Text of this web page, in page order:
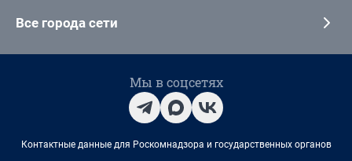
Все города сети
Мы в соцсетях
Контактные данные для Роскомнадзора и государственных органов